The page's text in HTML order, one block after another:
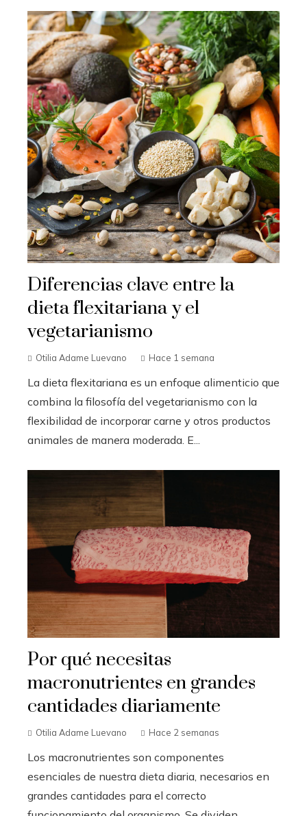
Diferencias clave entre la
dieta flexitariana y el
vegetarianismo
Otilia Adame Luevano Hace 1 semana
La dieta flexitariana es un enfoque alimenticio que
combina la filosofía del vegetarianismo con la
flexibilidad de incorporar carne y otros productos
animales de manera moderada. E...
Por qué necesitas
macronutrientes en grandes
cantidades diariamente
Otilia Adame Luevano Hace 2 semanas
Los macronutrientes son componentes
esenciales de nuestra dieta diaria, necesarios en
grandes cantidades para el correcto